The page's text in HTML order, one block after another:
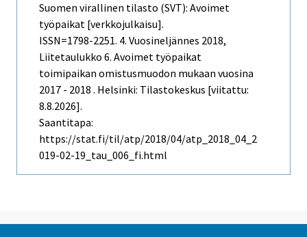
Suomen virallinen tilasto (SVT): Avoimet
työpaikat [verkkojulkaisu].
ISSN=1798-2251. 4. Vuosineljännes 2018,
Liitetaulukko 6. Avoimet työpaikat
toimipaikan omistusmuodon mukaan vuosina
2017 - 2018 . Helsinki: Tilastokeskus [viitattu:
8.8.2026].
Saantitapa:
https://stat.fi/til/atp/2018/04/atp_2018_04_2
019-02-19_tau_006_fi.html